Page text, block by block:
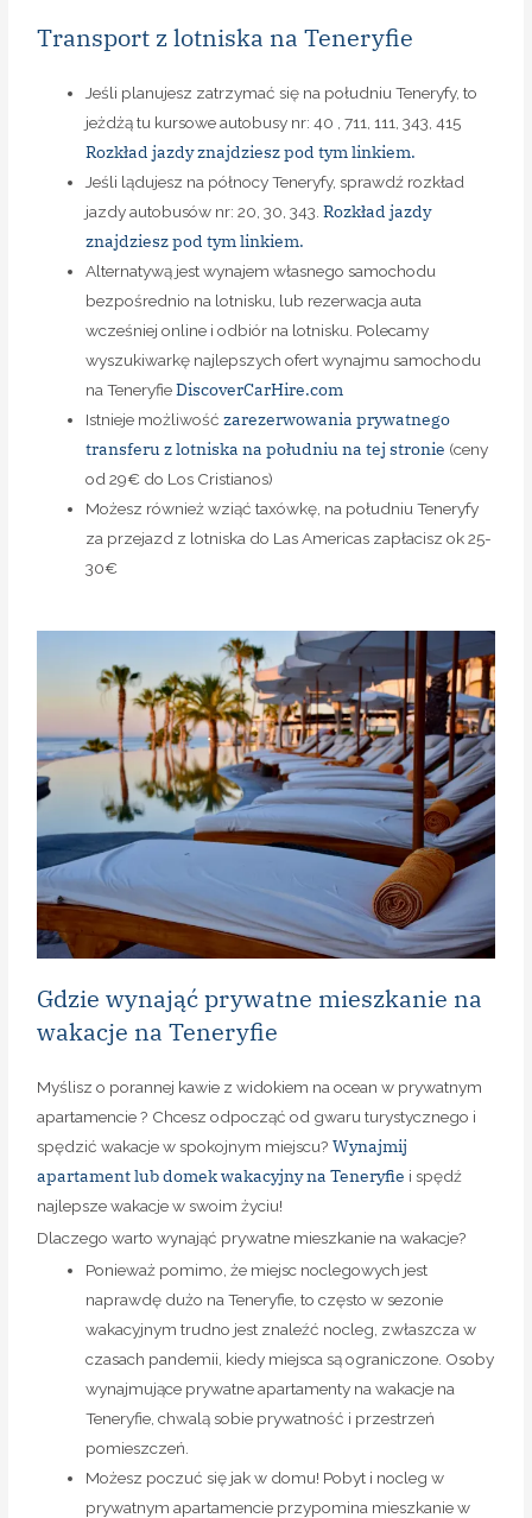
Transport z lotniska na Teneryfie
Jeśli planujesz zatrzymać się na południu Teneryfy, to
jeżdżą tu kursowe autobusy nr: 40 , 711, 111, 343, 415
Rozkład jazdy znajdziesz pod tym linkiem.
Jeśli lądujesz na północy Teneryfy, sprawdź rozkład
jazdy autobusów nr: 20, 30, 343.Rozkład jazdy
znajdziesz pod tym linkiem.
Alternatywą jest wynajem własnego samochodu
bezpośrednio na lotnisku, lub rezerwacja auta
wcześniej online i odbiór na lotnisku. Polecamy
wyszukiwarkę najlepszych ofert wynajmu samochodu
na TeneryfieDiscoverCarHire.com
Istnieje możliwośćzarezerwowania prywatnego
transferu z lotniska na południu na tej stronie (ceny
od 29€ do Los Cristianos)
Możesz również wziąć taxówkę, na południu Teneryfy
za przejazd z lotniska do Las Americas zapłacisz ok 25-
30€
Gdzie wynająć prywatne mieszkanie na
wakacje na Teneryfie
Myślisz o porannej kawie z widokiem na ocean w prywatnym
apartamencie ? Chcesz odpocząć od gwaru turystycznego i
spędzić wakacje w spokojnym miejscu?Wynajmij
apartament lub domek wakacyjny na Teneryfie i spędź
najlepsze wakacje w swoim życiu!
Dlaczego warto wynająć prywatne mieszkanie na wakacje?
Ponieważ pomimo, że miejsc noclegowych jest
naprawdę dużo na Teneryfie, to często w sezonie
wakacyjnym trudno jest znaleźć nocleg, zwłaszcza w
czasach pandemii, kiedy miejsca są ograniczone. Osoby
wynajmujące prywatne apartamenty na wakacje na
Teneryfie, chwalą sobie prywatność i przestrzeń
pomieszczeń.
Możesz poczuć się jak w domu! Pobyt i nocleg w
prywatnym apartamencie przypomina mieszkanie w